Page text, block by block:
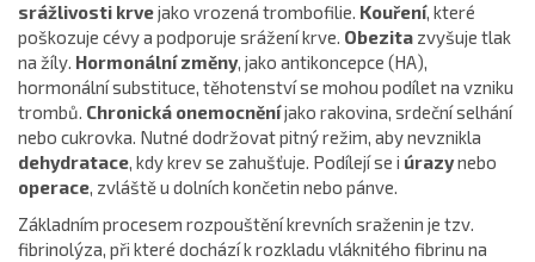
srážlivosti krvejako vrozená trombofilie. Kouření, které
poškozuje cévy a podporuje srážení krve. Obezita zvyšuje tlak
na žíly. Hormonální změny, jako antikoncepce (HA),
hormonální substituce, těhotenství se mohou podílet na vzniku
trombů. Chronická onemocněníjako rakovina, srdeční selhání
nebo cukrovka. Nutné dodržovat pitný režim, aby nevznikla
dehydratace, kdy krev se zahušťuje. Podílejí se i úrazynebo
operace, zvláště u dolních končetin nebo pánve.
Základním procesem rozpouštění krevních sraženin je tzv.
fibrinolýza, při které dochází k rozkladu vláknitého fibrinu na